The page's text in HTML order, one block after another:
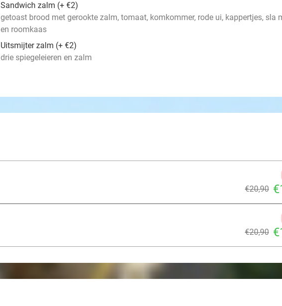
Sandwich zalm (+ €2)
getoast brood met gerookte zalm, tomaat, komkommer, rode ui, kappertjes, sla
en roomkaas
Uitsmijter zalm (+ €2)
drie spiegeleieren en zalm
€20,90
€20,90